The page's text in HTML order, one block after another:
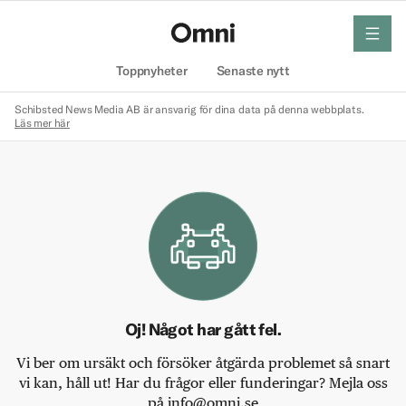
Toppnyheter Senaste nytt
meny
Schibsted News Media AB är ansvarig för dina data på denna webbplats.
Läs mer här
Oj! Något har gått fel.
Vi ber om ursäkt och försöker åtgärda problemet så snart
vi kan, håll ut! Har du frågor eller funderingar? Mejla oss